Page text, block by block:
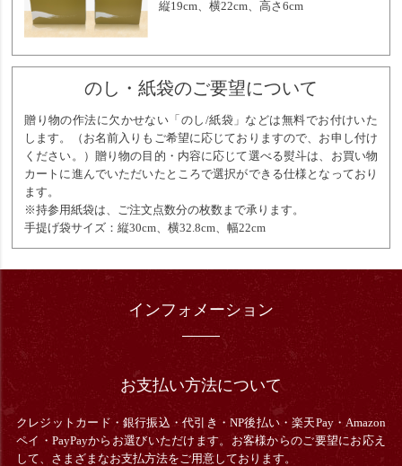
縦19cm、横22cm、高さ6cm
のし・紙袋のご要望について
贈り物の作法に欠かせない「のし/紙袋」などは無料でお付けいた
します。（お名前入りもご希望に応じておりますので、お申し付け
ください。）贈り物の目的・内容に応じて選べる熨斗は、お買い物
カートに進んでいただいたところで選択ができる仕様となっており
ます。
※持参用紙袋は、ご注文点数分の枚数まで承ります。
手提げ袋サイズ：縦30cm、横32.8cm、幅22cm
インフォメーション
お支払い方法について
クレジットカード・銀行振込・代引き・NP後払い・楽天Pay・Amazon
ペイ・PayPayからお選びいただけます。お客様からのご要望にお応え
して、さまざまなお支払方法をご用意しております。